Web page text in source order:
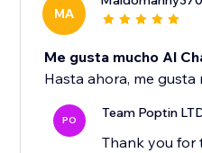
MA
Me gusta mucho Al
Hasta ahora, me gusta
PO Team Poptin
Thank you for